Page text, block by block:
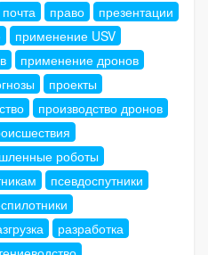
почта право
презентации
применение USV
применение дронов
проекты
производство дронов
роботы
псевдоспутники
разработка